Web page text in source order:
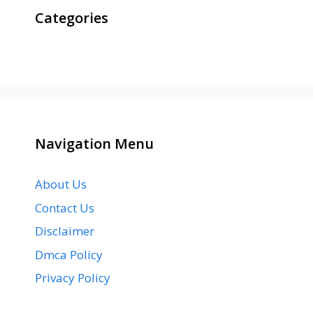
Categories
Navigation Menu
About Us
Contact Us
Disclaimer
Dmca Policy
Privacy Policy